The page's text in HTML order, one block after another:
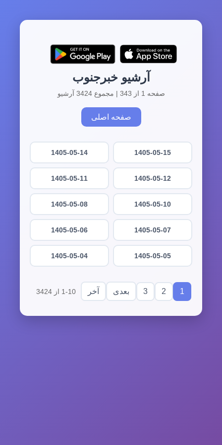
آرشیو خبرجنوب
صفحه 1 از 343 | مجموع 3424 آرشیو
صفحه اصلی
1405-05-15
1405-05-14
1405-05-12
1405-05-11
1405-05-10
1405-05-08
1405-05-07
1405-05-06
1405-05-05
1405-05-04
1
2
3 بعدی آخر 1-10 از 3424